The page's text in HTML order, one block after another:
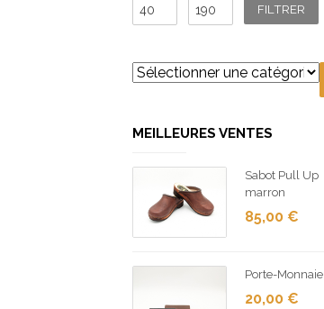
Prix
Prix FILTRER
Sélectionner
une
MEILLEURES VENTES
Sabot Pull Up
marron
85,00 €
Porte-Monnaie
20,00 €